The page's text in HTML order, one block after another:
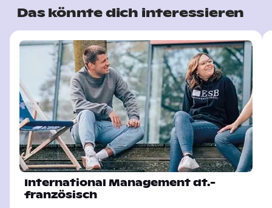
Das könnte dich interessieren
International Management dt.-
französisch